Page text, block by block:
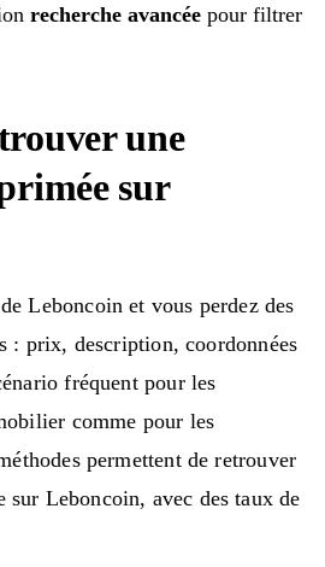
recherche avancée pour filtrer
une
sur
Leboncoin et vous perdez des
: prix, description, coordonnées
fréquent pour les
comme pour les
permettent de retrouver
sur Leboncoin, avec des taux de